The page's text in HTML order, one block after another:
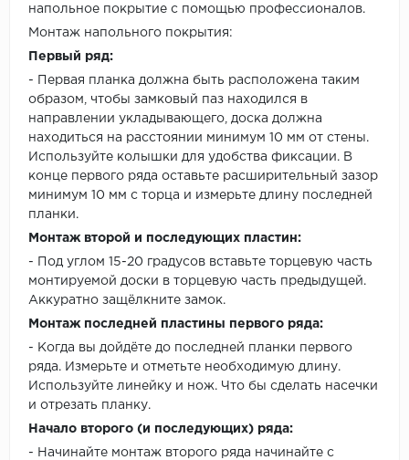
напольное покрытие с помощью профессионалов.
Монтаж напольного покрытия:
Первый ряд:
- Первая планка должна быть расположена таким
образом, чтобы замковый паз находился в
направлении укладывающего, доска должна
находиться на расстоянии минимум 10 мм от стены.
Используйте колышки для удобства фиксации. В
конце первого ряда оставьте расширительный зазор
минимум 10 мм с торца и измерьте длину последней
планки.
Монтаж второй и последующих пластин:
- Под углом 15-20 градусов вставьте торцевую часть
монтируемой доски в торцевую часть предыдущей.
Аккуратно защёлкните замок.
Монтаж последней пластины первого ряда:
- Когда вы дойдёте до последней планки первого
ряда. Измерьте и отметьте необходимую длину.
Используйте линейку и нож. Что бы сделать насечки
и отрезать планку.
Начало второго (и последующих) ряда:
- Начинайте монтаж второго ряда начинайте с